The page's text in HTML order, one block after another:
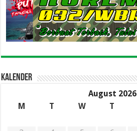
Kalender
August 2026
M
T W T